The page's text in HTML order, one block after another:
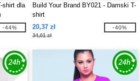
shirt dla
-44%
Build Your Brand BY021 - Damski T-
shirt
20,37 zł
34,01 zł
-40%